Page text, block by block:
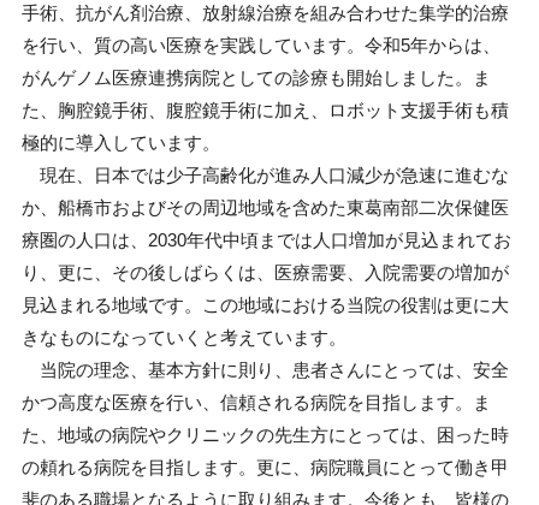
手術、抗がん剤治療、放射線治療を組み合わせた集学的治療
を行い、質の高い医療を実践しています。令和5年からは、
がんゲノム医療連携病院としての診療も開始しました。ま
た、胸腔鏡手術、腹腔鏡手術に加え、ロボット支援手術も積
極的に導入しています。
現在、日本では少子高齢化が進み人口減少が急速に進むな
か、船橋市およびその周辺地域を含めた東葛南部二次保健医
療圏の人口は、 2030年代中頃までは人口増加が見込まれてお
り、更に、その後しばらくは、医療需要、入院需要の増加が
見込まれる地域です。この地域における当院の役割は更に大
きなものになっていくと考えています。
当院の理念、基本方針に則り、患者さんにとっては、安全
かつ高度な医療を行い、信頼される病院を目指します。ま
た、地域の病院やクリニックの先生方にとっては、困った時
の頼れる病院を目指します。更に、病院職員にとって働き甲
斐のある職場となるように取り組みます。今後とも、皆様の